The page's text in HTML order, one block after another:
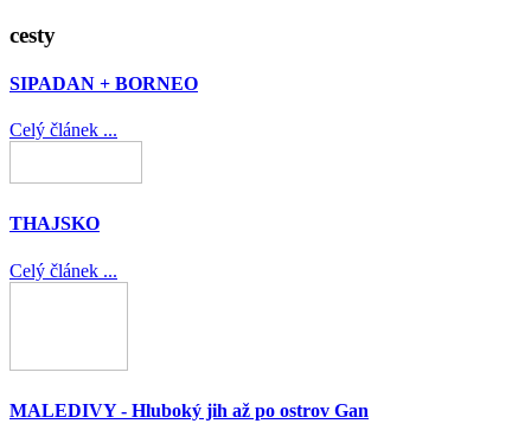
cesty
SIPADAN + BORNEO
Celý článek ...
THAJSKO
Celý článek ...
MALEDIVY - Hluboký jih až po ostrov Gan